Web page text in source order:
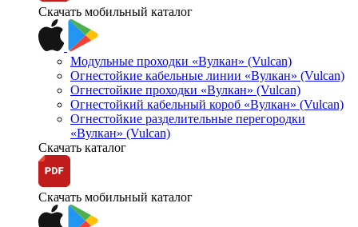
Скачать мобильный каталог
Модульные проходки «Вулкан» (Vulcan)
Огнестойкие кабельные линии «Вулкан» (Vulcan)
Огнестойкие проходки «Вулкан» (Vulcan)
Огнестойкий кабельный короб «Вулкан» (Vulcan)
Огнестойкие разделительные перегородки
«Вулкан» (Vulcan)
Скачать каталог
Скачать мобильный каталог